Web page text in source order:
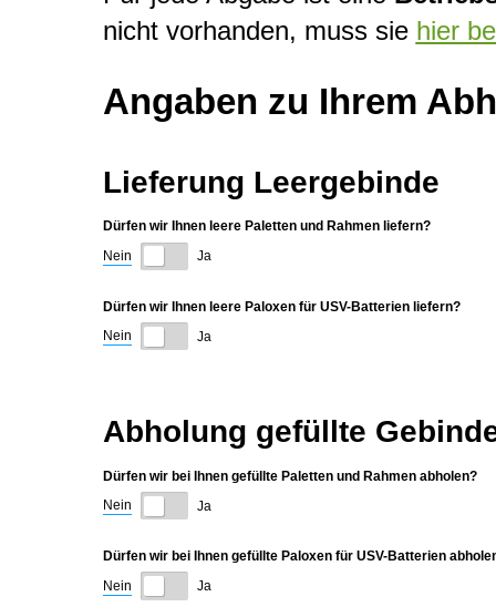
nicht vorhanden, muss sie hier
Angaben zu Ihrem
Lieferung Leergebinde
Dürfen wir Ihnen leere Paletten und Rahmen liefern?
Nein
Ja
Dürfen wir Ihnen leere Paloxen für USV-Batterien liefern?
Nein
Ja
Abholung gefüllte
Dürfen wir bei Ihnen gefüllte Paletten und Rahmen abholen?
Nein
Ja
Dürfen wir bei Ihnen gefüllte Paloxen für USV-Batterien
Nein
Ja